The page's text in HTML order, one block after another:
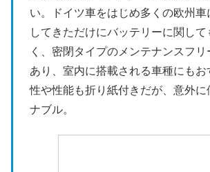
い。ドイツ車をはじめ多くの欧州
してきただけにバッテリーに関して
く、密閉タイプのメンテナンスフ
あり、室内に搭載される車種にもお
性や性能も折り紙付きだが、意外に
ナブル。